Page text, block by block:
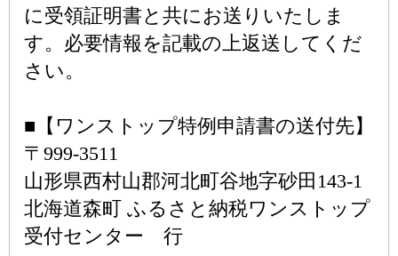
に受領証明書と共にお送りいたしま
す。必要情報を記載の上返送してくだ
さい。
■【ワンストップ特例申請書の送付先】
〒999-3511
山形県西村山郡河北町谷地字砂田143-1
北海道森町 ふるさと納税ワンストップ
受付センター 行